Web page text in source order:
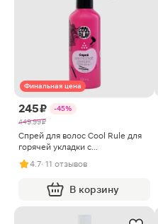
Финальная цена
245 ₽
-45%
449.99 ₽
Cпрей для волос Cool Rule для
горячей укладки с
термозащитой 150мл
4.7· 11 отзывов
В корзину